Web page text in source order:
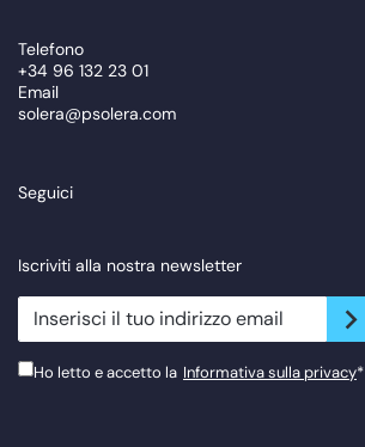
Telefono
+34 96 132 23 01
Email
solera@psolera.com
Seguici
Iscriviti alla nostra newsletter
newsletter.suscribe
Ho letto e accetto la Informativa sulla privacy*